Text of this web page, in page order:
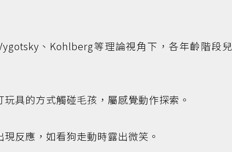
、Kohlberg等理論視角下，各年齡階段兒
玩具的方式觸碰毛孩，屬感覺動作探索。
現反應，如看狗走動時露出微笑。